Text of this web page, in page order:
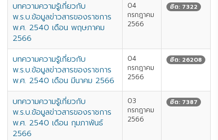
บทความความรู้เกี่ยวกับ
พ.ร.บ.ข้อมูลข่าวสารของราชการ
พ.ศ. 2540 เดือน พฤษภาคม
2566
04
กรกฎาคม
2566
ฮิต: 7322
บทความความรู้เกี่ยวกับ
พ.ร.บ.ข้อมูลข่าวสารของราชการ
พ.ศ. 2540 เดือน มีนาคม 2566
04
กรกฎาคม
2566
ฮิต: 26208
บทความความรู้เกี่ยวกับ
พ.ร.บ.ข้อมูลข่าวสารของราชการ
พ.ศ. 2540 เดือน กุมภาพันธ์
2566
03
กรกฎาคม
2566
ฮิต: 7387